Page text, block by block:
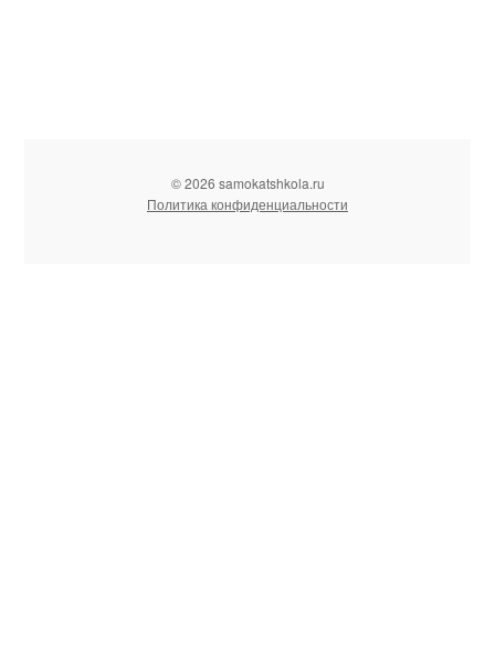
© 2026 samokatshkola.ru
Политика конфиденциальности